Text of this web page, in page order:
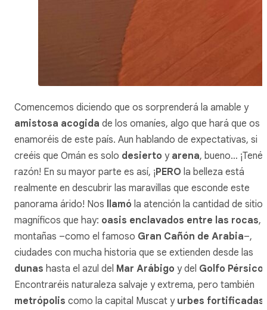
Comencemos diciendo que os sorprenderá la amable y
amistosa acogida de los omaníes, algo que hará que os
enamoréis de este país. Aun hablando de expectativas, si
creéis que Omán es solo desierto yarena, bueno…
razón! En su mayor parte es así, ¡PERO la belleza está
realmente en descubrir las maravillas que esconde este
panorama árido! Nos
llamó la atención la cantidad de sitios
magníficos que hay: oasis enclavados entre las rocas,
montañas –como el famoso Gran Cañón de Arabia–,
ciudades con mucha historia que se extienden desde las
dunas hasta el azul del Mar Arábigo y del Golfo Pérsico
Encontraréis naturaleza salvaje y extrema, pero también
metrópolis como la capital Muscat y urbes fortificadas